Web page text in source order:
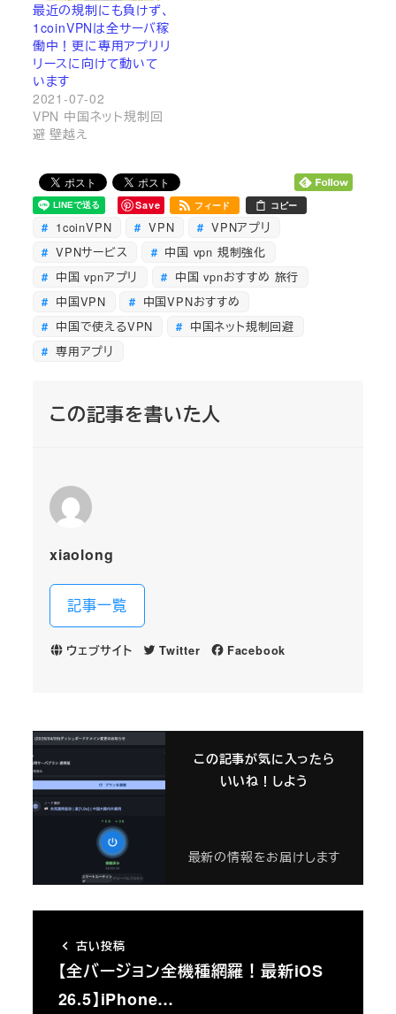
最近の規制にも負けず、
1coinVPNは全サーバ稼
働中！更に専用アプリリ
リースに向けて動いて
います
2021-07-02
VPN 中国ネット規制回
避 壁越え
Save フィード コピー
1coinVPN VPN
VPNアプリ
VPNサービス
中国 vpn 規制強化
中国 vpnアプリ
中国 vpnおすすめ 旅行
中国VPN
中国VPNおすすめ
中国で使えるVPN
中国ネット規制回避
専用アプリ
この記事を書いた人
xiaolong
記事一覧
ウェブサイト Twitter Facebook
この記事が気に入ったら
いいね！しよう
最新の情報をお届けします
古い投稿
【全バージョン全機種網羅！最新iOS
26.5】iPhone…